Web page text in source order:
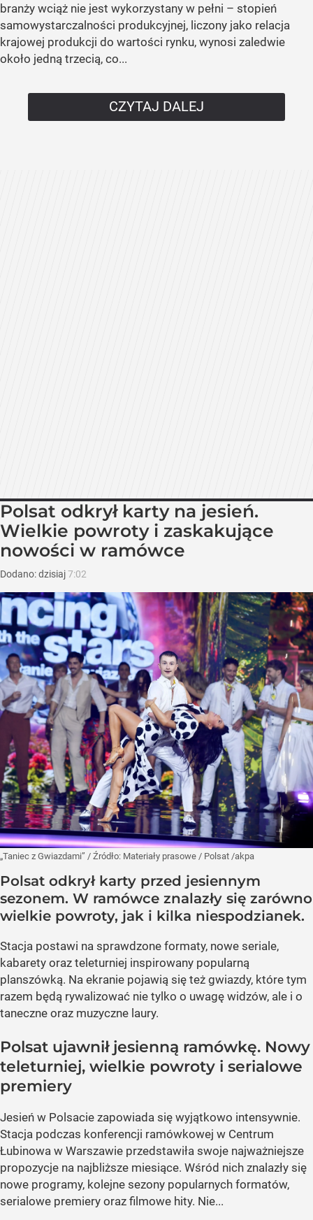
branży wciąż nie jest wykorzystany w pełni – stopień
samowystarczalności produkcyjnej, liczony jako relacja
krajowej produkcji do wartości rynku, wynosi zaledwie
około jedną trzecią, co...
CZYTAJ DALEJ
Polsat odkrył karty na jesień.
Wielkie powroty i zaskakujące
nowości w ramówce
Dodano:dzisiaj7:02
„Taniec z Gwiazdami” / Źródło: Materiały prasowe / Polsat /akpa
Polsat odkrył karty przed jesiennym
sezonem. W ramówce znalazły się zarówno
wielkie powroty, jak i kilka niespodzianek.
Stacja postawi na sprawdzone formaty, nowe seriale,
kabarety oraz teleturniej inspirowany popularną
planszówką. Na ekranie pojawią się też gwiazdy, które tym
razem będą rywalizować nie tylko o uwagę widzów, ale i o
taneczne oraz muzyczne laury.
Polsat ujawnił jesienną ramówkę. Nowy
teleturniej, wielkie powroty i serialowe
premiery
Jesień w Polsacie zapowiada się wyjątkowo intensywnie.
Stacja podczas konferencji ramówkowej w Centrum
Łubinowa w Warszawie przedstawiła swoje najważniejsze
propozycje na najbliższe miesiące. Wśród nich znalazły się
nowe programy, kolejne sezony popularnych formatów,
serialowe premiery oraz filmowe hity. Nie...